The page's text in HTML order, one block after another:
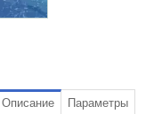
Описание Параметры